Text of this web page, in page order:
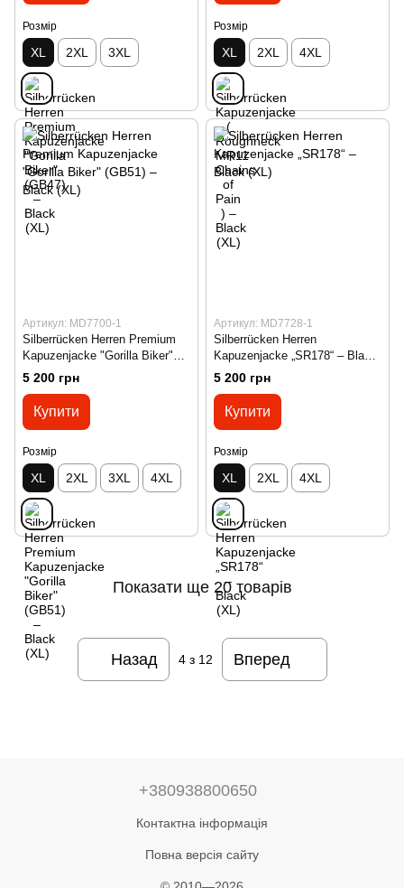
Розмір
XL 2XL 3XL
Розмір
XL 2XL 4XL
Артикул: MD7700-1
Silberrücken Herren Premium
Kapuzenjacke "Gorilla Biker"
(GB51) – Black (XL)
5 200 грн
Купити
Розмір
XL 2XL 3XL 4XL
Артикул: MD7728-1
Silberrücken Herren
Kapuzenjacke „SR178“ – Black
(XL)
5 200 грн
Купити
Розмір
XL 2XL 4XL
Показати ще 20 товарів
Назад 4з 12 Вперед
+380938800650
Контактна інформація
Повна версія сайту